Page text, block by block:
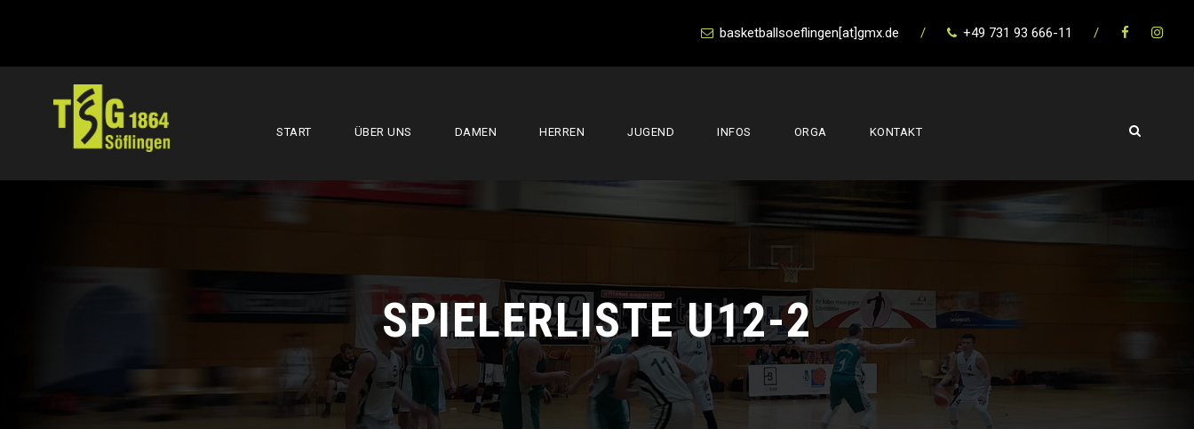
basketballsoeflingen[at]gmx.de / +49 731 93 666-11 /
START ÜBER UNS DAMEN HERREN JUGEND INFOS ORGA KONTAKT
SPIELERLISTE U12-2